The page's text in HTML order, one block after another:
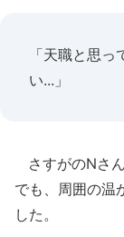
「天職と思
い...」
さすがのNさ
でも、周囲の温
した。